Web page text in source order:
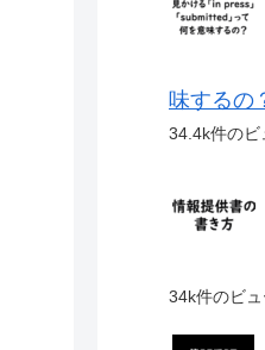
味するの
34.4k件のビ
34k件のビュ